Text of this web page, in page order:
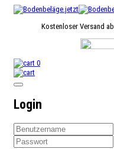
Kostenloser Versand ab
0
Login